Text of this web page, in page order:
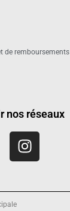
de remboursements
nos réseaux